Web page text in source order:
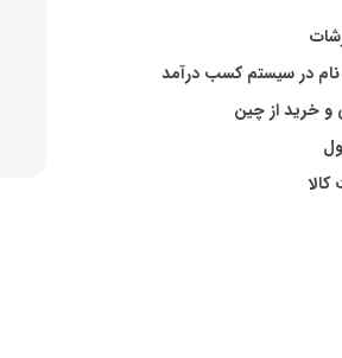
در سیستم کسب درآمد
خرید از چین